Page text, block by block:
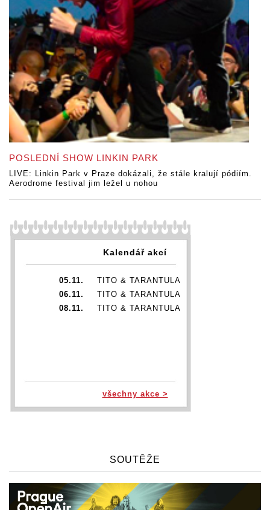
POSLEDNÍ SHOW LINKIN PARK
LIVE: Linkin Park v Praze dokázali, že stále kralují pódiím.
Aerodrome festival jim ležel u nohou
Kalendář akcí
05.11.
TITO & TARANTULA
06.11.
TITO & TARANTULA
08.11.
TITO & TARANTULA
všechny akce >
SOUTĚŽE